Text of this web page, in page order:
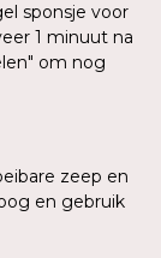
sponsje voor
1 minuut na
om nog
zeep en
en gebruik